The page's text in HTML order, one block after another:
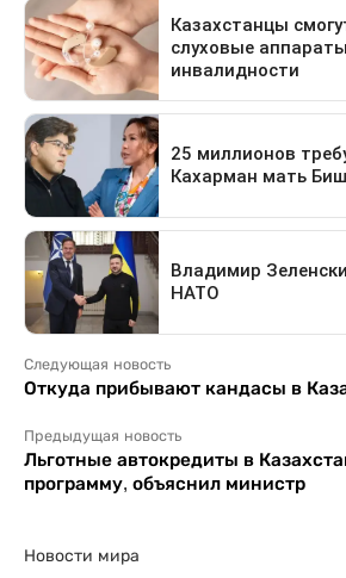
Следующая новость
Откуда прибывают кандасы в
Предыдущая новость
Льготные автокредиты в
программу, объяснил министр
Новости мира